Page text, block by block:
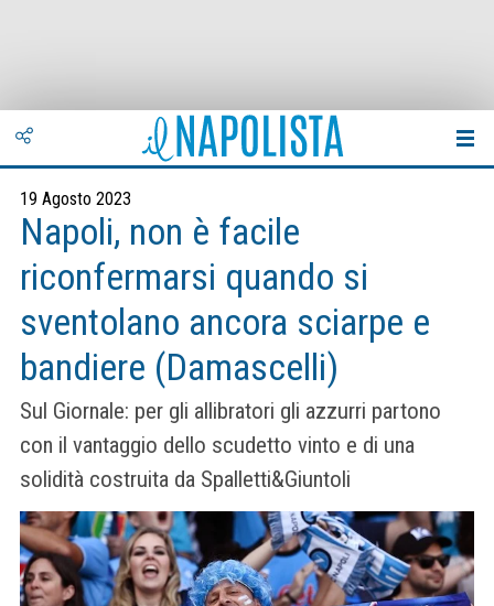
19 Agosto 2023
Napoli, non è facile
riconfermarsi quando si
sventolano ancora sciarpe e
bandiere (Damascelli)
Sul Giornale: per gli allibratori gli azzurri partono
con il vantaggio dello scudetto vinto e di una
solidità costruita da Spalletti&Giuntoli